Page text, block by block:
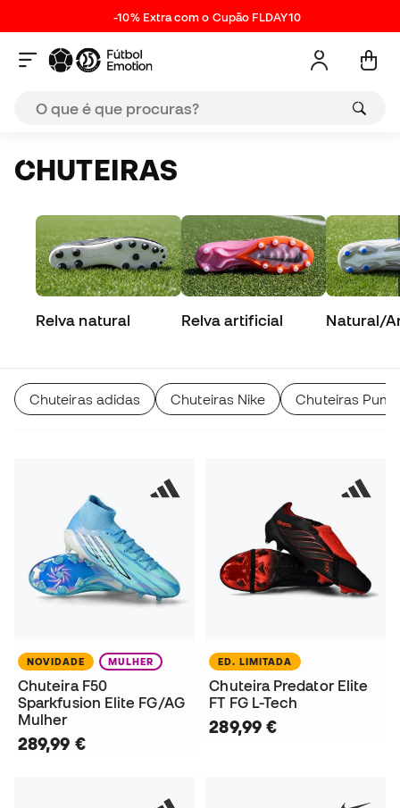
-10% Extra com o Cupão FLDAY10
CHUTEIRAS
Relva natural Relva artificial Natural/
Chuteiras adidas Chuteiras Nike Chuteiras Puma
NOVIDADE MULHER
Chuteira F50
Sparkfusion Elite FG/AG
Mulher
289,99 €
ED. LIMITADA
Chuteira Predator Elite
FT FG L-Tech
289,99 €